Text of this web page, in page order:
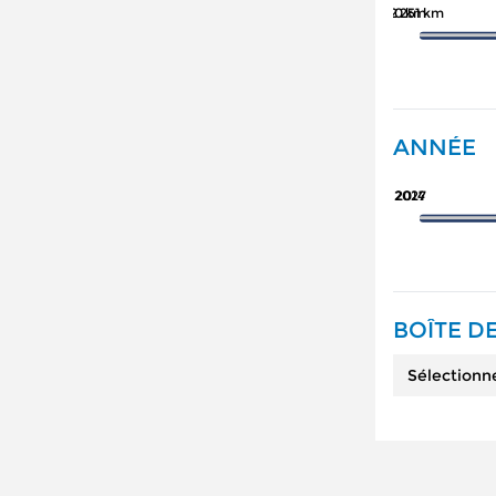
0 km
162 251 km
ANNÉE
2014
2027
BOÎTE